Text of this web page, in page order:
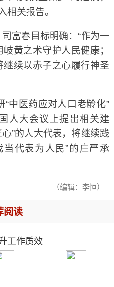
相关报告。
春目标明确：“作为一
黄之术守护人民健康；
续以赤子之心履行神圣
医药应对人口老龄化”
人大会议上提出相关建
心”的人大代表，将继续践
代表为人民”的庄严承
（编辑：李恒）
阅读
工作质效